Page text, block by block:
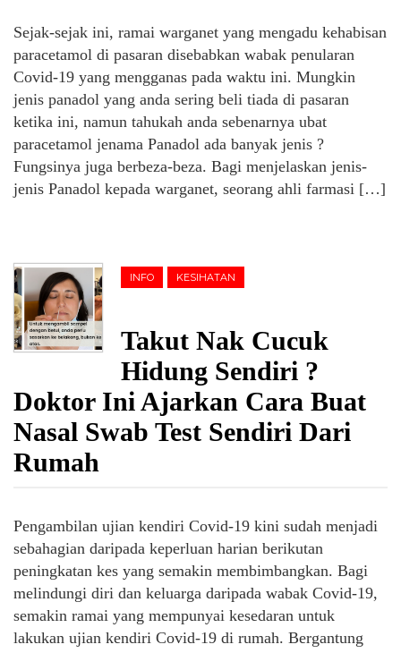
Sejak-sejak ini, ramai warganet yang mengadu kehabisan
paracetamol di pasaran disebabkan wabak penularan
Covid-19 yang mengganas pada waktu ini. Mungkin
jenis panadol yang anda sering beli tiada di pasaran
ketika ini, namun tahukah anda sebenarnya ubat
paracetamol jenama Panadol ada banyak jenis ?
Fungsinya juga berbeza-beza. Bagi menjelaskan jenis-
jenis Panadol kepada warganet, seorang ahli farmasi […]
INFO KESIHATAN
Takut Nak Cucuk
Hidung Sendiri ?
Doktor Ini Ajarkan Cara Buat
Nasal Swab Test Sendiri Dari
Rumah
Pengambilan ujian kendiri Covid-19 kini sudah menjadi
sebahagian daripada keperluan harian berikutan
peningkatan kes yang semakin membimbangkan. Bagi
melindungi diri dan keluarga daripada wabak Covid-19,
semakin ramai yang mempunyai kesedaran untuk
lakukan ujian kendiri Covid-19 di rumah. Bergantung